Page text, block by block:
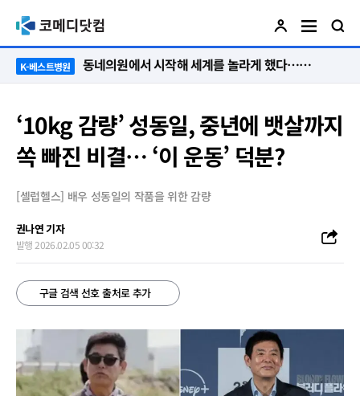
K-베스트병원 “절대 먼저 말하지 않아요. 대신 먼저 듣습니다”
‘10kg 감량’ 성동일, 중년에 뱃살까지
쏙 빠진 비결… ‘이 운동’ 덕분?
[셀럽헬스] 배우 성동일의 작품을 위한 감량
권나연 기자
발행 2026.02.05 00:32
구글 검색 선호 출처로 추가